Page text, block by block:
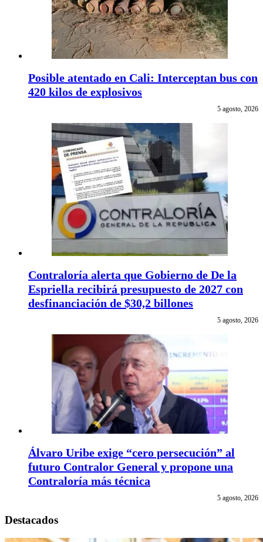
Posible atentado en Cali: Interceptan bus con
420 kilos de explosivos
5 agosto, 2026
Contraloría alerta que Gobierno de De la
Espriella recibirá presupuesto de 2027 con
desfinanciación de $30,2 billones
5 agosto, 2026
Álvaro Uribe exige “cero persecución” al
futuro Contralor General y propone una
Contraloría más técnica
5 agosto, 2026
Destacados